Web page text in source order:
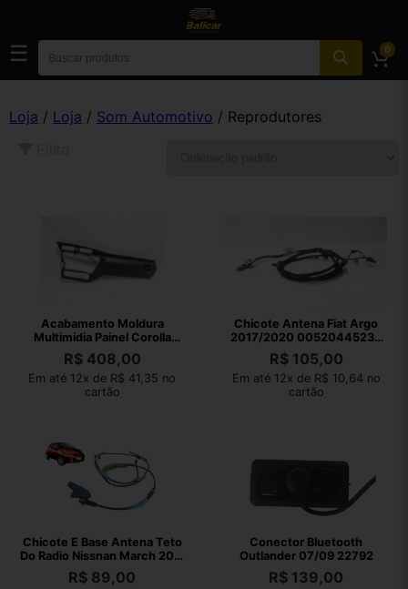
☰ 0
Loja / Loja / Som Automotivo / Reprodutores
Acabamento Moldura
Multimídia Painel Corolla
18/19 Completo
R$408,00
Em até 12x de R$ 41,35 no
cartão
Chicote Antena Fiat Argo
2017/2020 00520445230
Original
R$105,00
Em até 12x de R$ 10,64 no
cartão
Chicote E Base Antena Teto
Do Radio Nissnan March 2011
A 15
R$ 89,00
Conector Bluetooth
Outlander 07/09 22792
R$ 139,00